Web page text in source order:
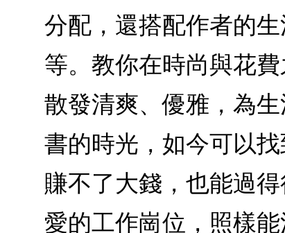
分配，還搭配作者的
等。教你在時尚與花
散發清爽、優雅，為
書的時光，如今可以
賺不了大錢，也能過
愛的工作崗位，照樣